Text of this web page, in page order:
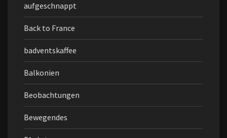
aufgeschnappt
Back to France
badventskaffee
Balkonien
Beobachtungen
Bewegendes